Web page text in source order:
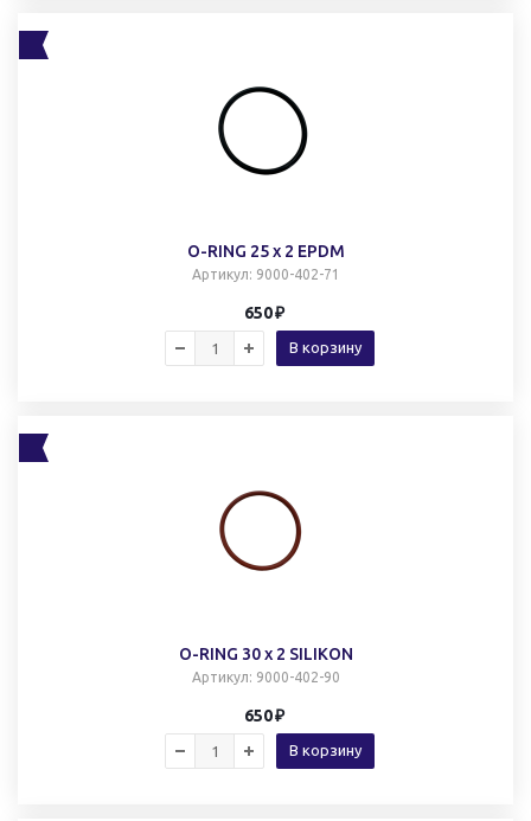
O-RING 25 x 2 EPDM
Артикул: 9000-402-71
650
В корзину
O-RING 30 x 2 SILIKON
Артикул: 9000-402-90
650
В корзину